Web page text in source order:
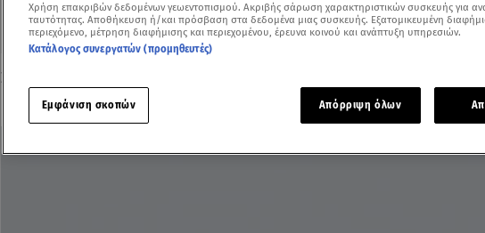
Add star.gr on Google
Στο Athens Democracy Forum, στις εργασίες του οποίου μετείχε, μίλησε
Καλής Θελήσεως της UNESCO, κα Μαριάννα Β. Βαρδινογιάννη.
Χρήση επακριβών δεδομένων γεωεντοπισμού. Ακριβής σάρωση χαρακτηριστικών συσκευής για
ταυτότητας. Αποθήκευση ή/και πρόσβαση στα δεδομένα μιας συσκευής. Εξατομικευμένη
περιεχόμενο, μέτρηση διαφήμισης και περιεχομένου, έρευνα κοινού και ανάπτυξη υπηρεσιών.
Κατάλογος συνεργατών (προμηθευτές)
Εμφάνιση σκοπών Απόρριψη όλων